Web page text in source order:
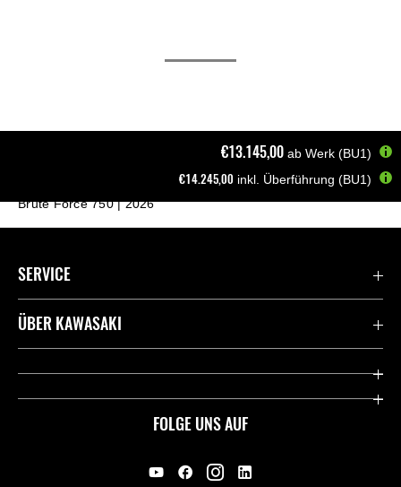
€13.145,00 ab Werk (BU1)
€14.245,00 inkl. Überführung (BU1)
Mule, ATV & JetSki
ATV
Brute Force 750 | 2026
FOLGE UNS AUF
SERVICE
Kontaktiere uns
ÜBER KAWASAKI
Kawasaki Deutschland